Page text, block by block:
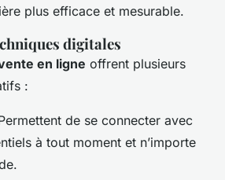
plus efficace et mesurable.
digitales
en ligne offrent plusieurs
:
de se connecter avec
à tout moment et n’importe